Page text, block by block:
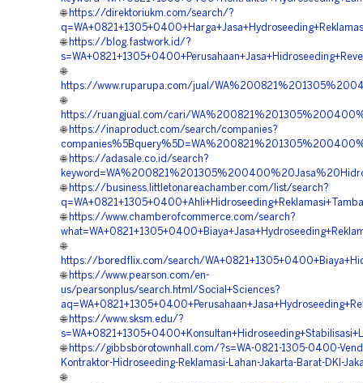
🌐 https://direktoriukm.com/search/?
🌐 https://blog.fastwork.id/?
🌐
https://www.ruparupa.com/jual/
🌐
https://ruangjual.com/cari/
🌐 https://inaproduct.com/search/companies?
🌐 https://adasale.co.id/search?
🌐 https://business.littletonareachamber.com/list/search?
🌐 https://www.chamberofcommerce.com/search?
🌐
https://boredflix.com/search/
🌐 https://www.pearson.com/en-
us/pearsonplus/search.html/Social+Sciences?
🌐 https://www.sksm.edu/?
🌐 https://gibbsborotownhall.com/?s=WA-0821-1305-0400-
Kontraktor-Hidroseeding-Reklamasi-Lahan-Jakarta-Barat-DKI-
🌐